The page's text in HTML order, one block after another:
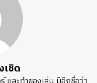
ชิด